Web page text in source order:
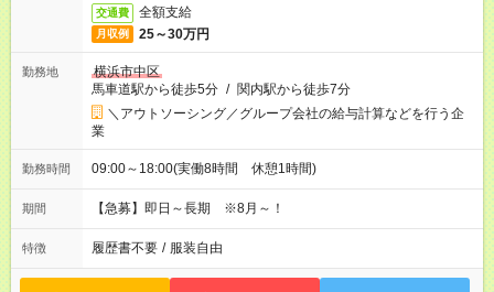
交通費 全額支給
月収例 25～30万円
勤務地
横浜市中区
馬車道駅から徒歩5分 / 関内駅から徒歩7分
＼アウトソーシング／グループ会社の給与計算などを行う企
業
勤務時間 09:00～18:00(実働8時間 休憩1時間)
期間 【急募】即日～長期 ※8月～！
特徴 履歴書不要 / 服装自由